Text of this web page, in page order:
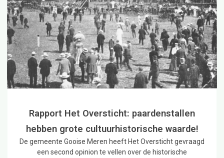
Rapport Het Oversticht: paardenstallen
hebben grote cultuurhistorische waarde!
De gemeente Gooise Meren heeft Het Oversticht gevraagd
een second opinion te vellen over de historische